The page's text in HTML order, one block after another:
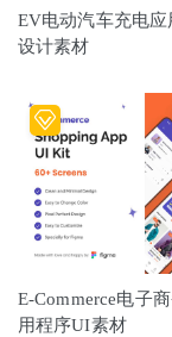
EV电动汽车充电
设计素材
E-Commerce电子
用程序UI素材